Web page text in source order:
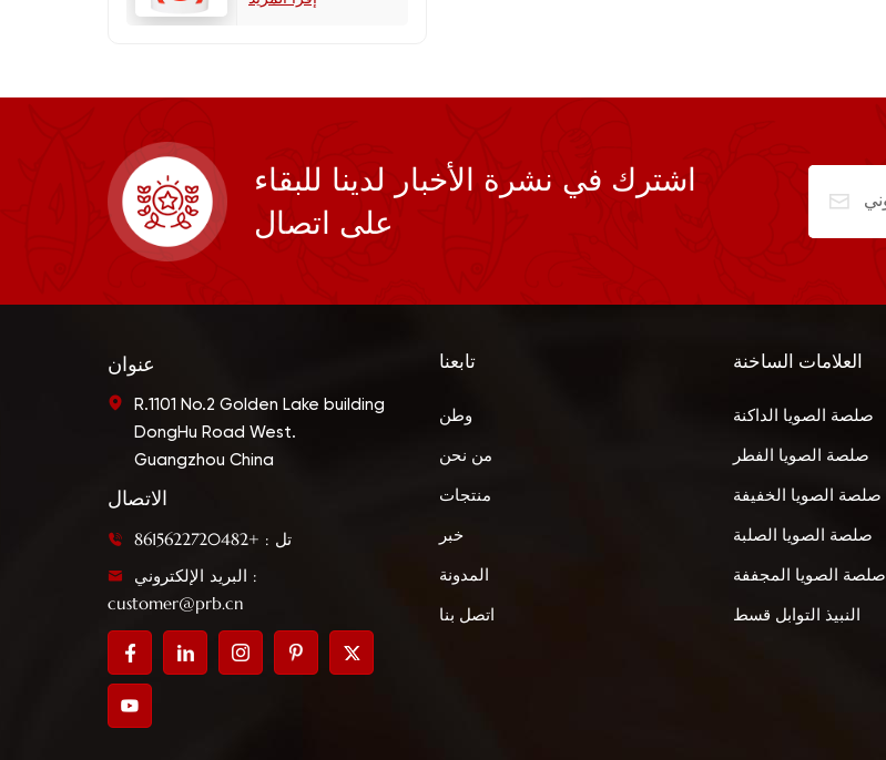
اشترك في نشرة الأخبار لدينا للبقاء
على اتصال
عنوان
R.1101 No.2 Golden Lake building
DongHu Road West.
Guangzhou China
الاتصال
تل : +8615622720482
البريد الإلكتروني :
customer@prb.cn
تابعنا
وطن
من نحن
منتجات
خبر
المدونة
اتصل بنا
العلامات الساخنة
صلصة الصويا الداكنة
صلصة الصويا الفطر
صلصة الصويا الخفيفة
صلصة الصويا الصلبة
صلصة الصويا المجففة
النبيذ التوابل قسط